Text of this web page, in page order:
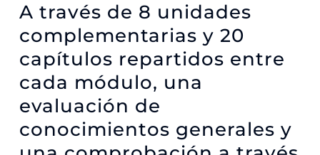
A través de 8 unidades
complementarias y 20
capítulos repartidos entre
cada módulo, una
evaluación de
conocimientos generales y